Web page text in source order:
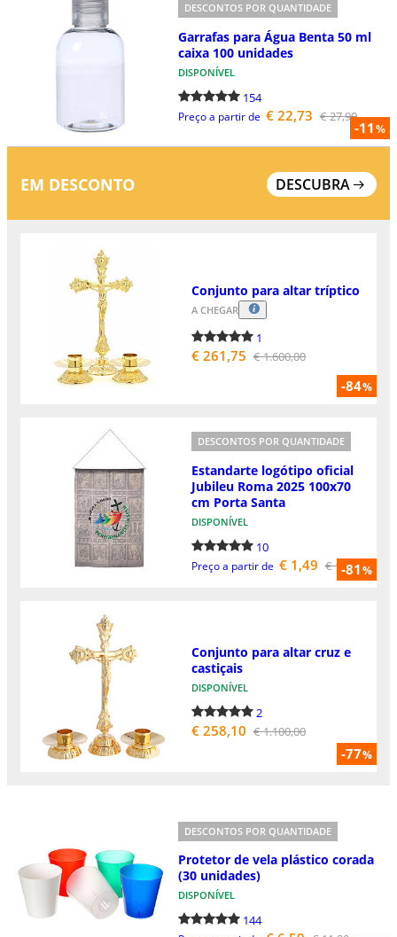
-11%
DESCONTOS POR QUANTIDADE
Garrafas para Água Benta 50 ml
caixa 100 unidades
DISPONÍVEL
154
Preço a partir de € 22,73 € 27,90
EM DESCONTO DESCUBRA
-84%
Conjunto para altar tríptico
A CHEGAR
1
€ 261,75 € 1.600,00
-81%
DESCONTOS POR QUANTIDADE
Estandarte logótipo oficial
Jubileu Roma 2025 100x70
cm Porta Santa
DISPONÍVEL
10
Preço a partir de € 1,49 € 15,90
-77%
Conjunto para altar cruz e
castiçais
DISPONÍVEL
2
€ 258,10 € 1.100,00
DESCONTOS POR QUANTIDADE
Protetor de vela plástico corada
(30 unidades)
DISPONÍVEL
144